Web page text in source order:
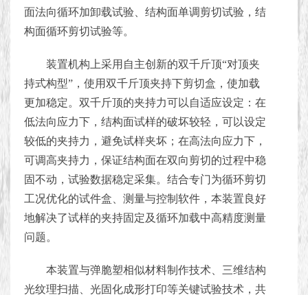
面法向循环加卸载试验、结构面单调剪切试验，结
构面循环剪切试验等。
装置机构上采用自主创新的双千斤顶“对顶夹
持式构型”，使用双千斤顶夹持下剪切盒，使加载
更加稳定。双千斤顶的夹持力可以自适应设定：在
低法向应力下，结构面试样的破坏较轻，可以设定
较低的夹持力，避免试样夹坏；在高法向应力下，
可调高夹持力，保证结构面在双向剪切的过程中稳
固不动，试验数据稳定采集。结合专门为循环剪切
工况优化的试件盒、测量与控制软件，本装置良好
地解决了试样的夹持固定及循环加载中高精度测量
问题。
本装置与弹脆塑相似材料制作技术、三维结构
光纹理扫描、光固化成形打印等关键试验技术，共